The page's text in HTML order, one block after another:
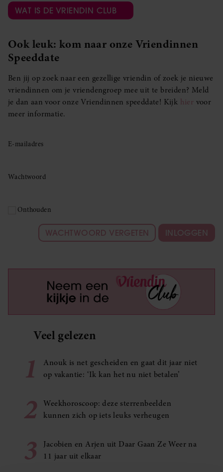
WAT IS DE VRIENDIN CLUB
Ook leuk: kom naar onze Vriendinnen
Speeddate
Ben jij op zoek naar een gezellige vriendin of zoek je nieuwe
vriendinnen om je vriendengroep mee uit te breiden? Meld
je dan aan voor onze Vriendinnen speeddate! Kijk hier voor
meer informatie.
E-mailadres
Wachtwoord
Onthouden
WACHTWOORD VERGETEN INLOGGEN
Veel gelezen
1
Anouk is net gescheiden en gaat dit jaar niet
op vakantie: ‘Ik kan het nu niet betalen’
2
Weekhoroscoop: deze sterrenbeelden
kunnen zich op iets leuks verheugen
3
Jacobien en Arjen uit Daar Gaan Ze Weer na
11 jaar uit elkaar